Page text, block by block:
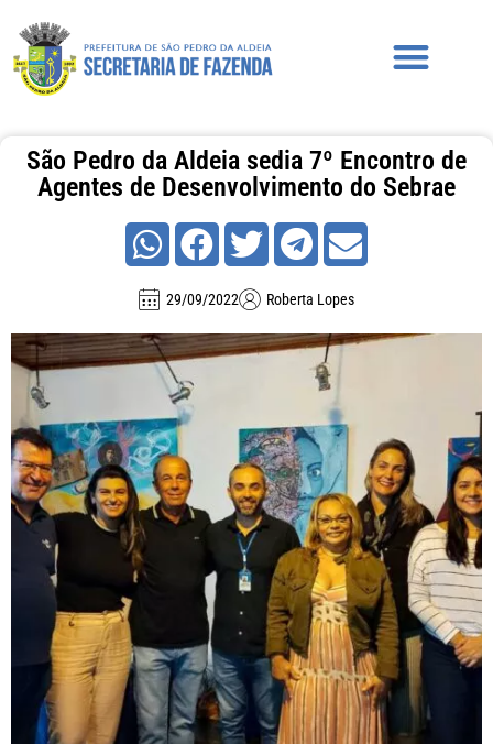
São Pedro da Aldeia sedia 7º Encontro de
Agentes de Desenvolvimento do Sebrae
29/09/2022 Roberta Lopes